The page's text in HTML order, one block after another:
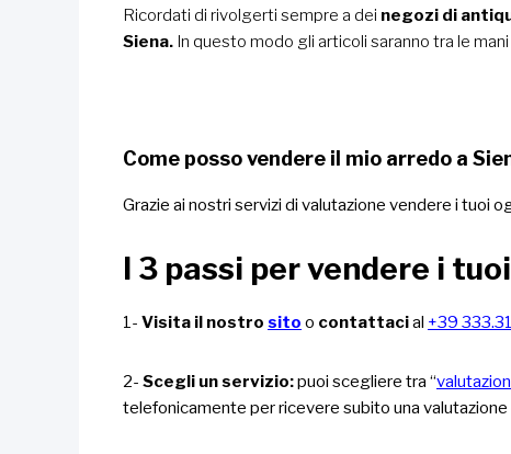
Ricordati di rivolgerti sempre a dei negozi di
Siena. In questo modo gli articoli saranno tra le
Come posso vendere il mio arredo a
Grazie ai nostri servizi di valutazione vendere i tuoi
I 3 passi per vendere i
1- Visita il nostro sito o contattacial +39
2- Scegli un servizio:puoi scegliere tra “
telefonicamente per ricevere subito una valutazione